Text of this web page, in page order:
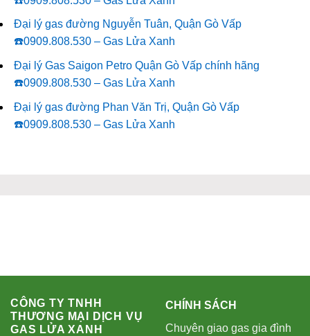
Đại lý gas đường Nguyễn Tuân, Quận Gò Vấp
☎️0909.808.530 – Gas Lửa Xanh
Đại lý Gas Saigon Petro Quận Gò Vấp chính hãng
☎️0909.808.530 – Gas Lửa Xanh
Đại lý gas đường Phan Văn Trị, Quận Gò Vấp
☎️0909.808.530 – Gas Lửa Xanh
CÔNG TY TNHH
THƯƠNG MẠI DỊCH VỤ
GAS LỬA XANH
CHÍNH SÁCH
Chuyên giao gas gia đình